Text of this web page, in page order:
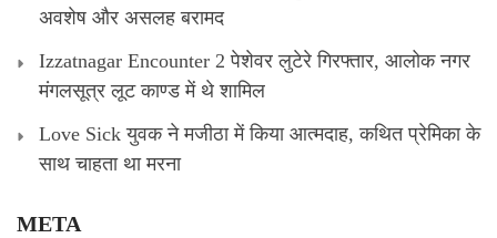
अवशेष और असलह बरामद
Izzatnagar Encounter 2 पेशेवर लुटेरे गिरफ्तार, आलोक नगर
मंगलसूत्र लूट काण्‍ड में थे शामिल
Love Sick युवक ने मजीठा में किया आत्मदाह, कथित प्रेमिका के
साथ चाहता था मरना
META